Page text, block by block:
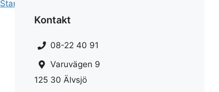
Start
Kontakt
08-22 40 91
Varuvägen 9
125 30 Älvsjö